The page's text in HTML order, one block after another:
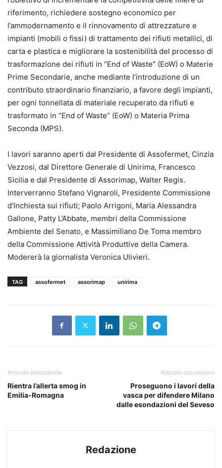
riferimento, richiedere sostegno economico per
l’ammodernamento e il rinnovamento di attrezzature e
impianti (mobili o fissi) di trattamento dei rifiuti metallici, di
carta e plastica e migliorare la sostenibilità del processo di
trasformazione dei rifiuti in “End of Waste” (EoW) o Materie
Prime Secondarie, anche mediante l’introduzione di un
contributo straordinario finanziario, a favore degli impianti,
per ogni tonnellata di materiale recuperato da rifiuti e
trasformato in “End of Waste” (EoW) o Materia Prima
Seconda (MPS).
I lavori saranno aperti dal Presidente di Assofermet, Cinzia
Vezzosi, dal Direttore Generale di Unirima, Francesco
Sicilia e dal Presidente di Assorimap, Walter Regis.
Interverranno Stefano Vignaroli, Presidente Commissione
d’Inchiesta sui rifiuti; Paolo Arrigoni, Maria Alessandra
Gallone, Patty L’Abbate, membri della Commissione
Ambiente del Senato, e Massimiliano De Toma membro
della Commissione Attività Produttive della Camera.
Modererà la giornalista Veronica Ulivieri.
TAG assofermet assorimap unirima
Articolo precedente
Rientra l’allerta smog in
Emilia-Romagna
Articolo successivo
Proseguono i lavori della
vasca per difendere Milano
dalle esondazioni del Seveso
Redazione